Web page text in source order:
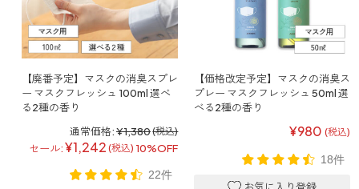
【廃番予定】マスクの消臭スプレ
ー マスクフレッシュ 100ml 選べ
る2種の香り
通常価格:¥1,380(税込)
セール:¥1,242 (税込) 10%OFF
22件
【価格改定予定】マスクの消臭ス
プレー マスクフレッシュ 50ml 選
べる2種の香り
¥980 (税込)
18件